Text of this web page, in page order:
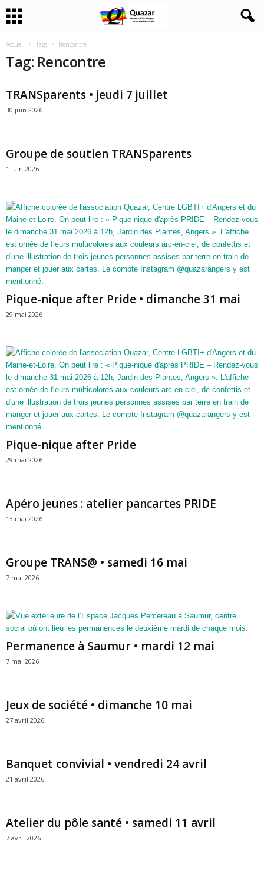
Accueil Tags Rencontre
Tag: Rencontre
TRANSparents • jeudi 7 juillet
30 juin 2026
Groupe de soutien TRANSparents
1 juin 2026
Pique-nique after Pride • dimanche 31 mai
29 mai 2026
Pique-nique after Pride
29 mai 2026
Apéro jeunes : atelier pancartes PRIDE
13 mai 2026
Groupe TRANS@ • samedi 16 mai
7 mai 2026
Permanence à Saumur • mardi 12 mai
7 mai 2026
Jeux de société • dimanche 10 mai
27 avril 2026
Banquet convivial • vendredi 24 avril
21 avril 2026
Atelier du pôle santé • samedi 11 avril
7 avril 2026